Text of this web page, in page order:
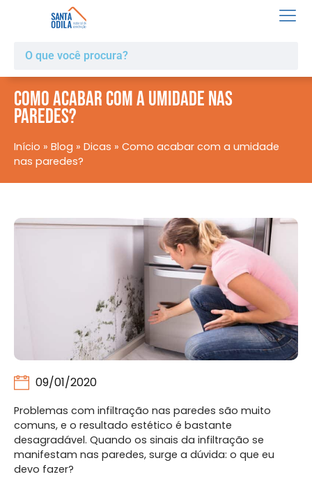
Como acabar com a umidade nas
paredes?
Início » Blog » Dicas » Como acabar com a umidade
nas paredes?
09/01/2020
Problemas com infiltração nas paredes são muito
comuns, e o resultado estético é bastante
desagradável. Quando os sinais da infiltração se
manifestam nas paredes, surge a dúvida: o que eu
devo fazer?